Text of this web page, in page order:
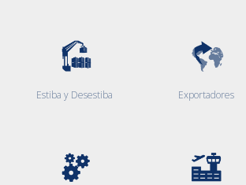
Estiba y Desestiba Exportadores